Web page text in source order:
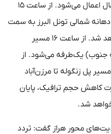
چالوس از ابتدای آزادراه تهران–شمال اعمال می‌شود. از ساعت ۱۵
شمالی تونل البرز به سمت
چالوس) به طور کامل مسدود خواهد شد. از ساعت ۱۶ مسیر
جنوب) یک‌طرفه می‌شود. از
و مسیر پل زنگوله تا مرزن‌آباد
کاهش حجم ترافیک، پایان
خواهد شد.
محور هراز گفت: تردد